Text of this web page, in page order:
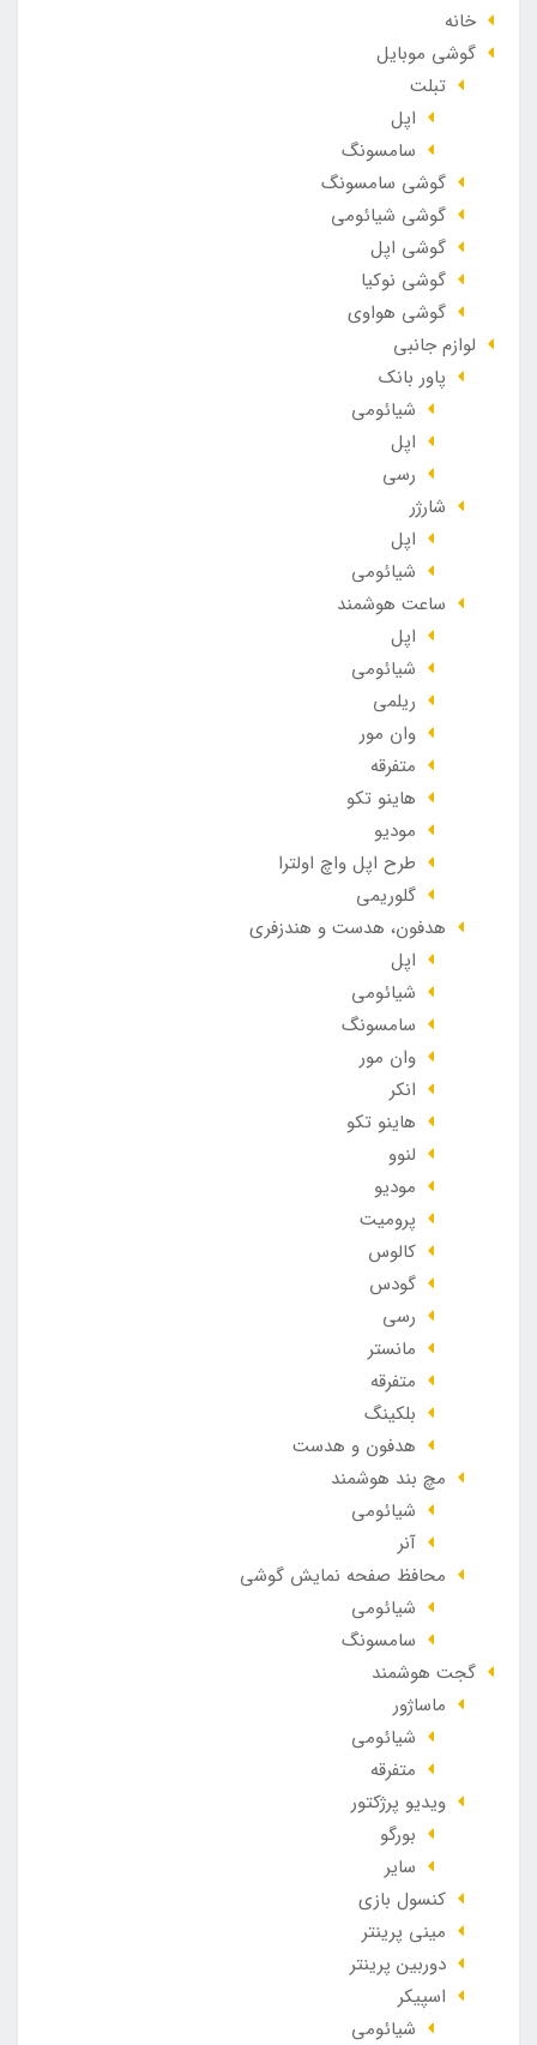
خانه
گوشی موبایل
تبلت
اپل
سامسونگ
گوشی سامسونگ
گوشی شیائومی
گوشی اپل
گوشی نوکیا
گوشی هواوی
لوازم جانبی
پاور بانک
شیائومی
اپل
رسی
شارژر
اپل
شیائومی
ساعت هوشمند
اپل
شیائومی
ریلمی
وان مور
متفرقه
هاینو تکو
مودیو
طرح اپل واچ اولترا
گلوریمی
هدفون، هدست و هندزفری
اپل
شیائومی
سامسونگ
وان مور
انکر
هاینو تکو
لنوو
مودیو
پرومیت
کالوس
گودس
رسی
مانستر
متفرقه
بلکینگ
هدفون و هدست
مچ بند هوشمند
شیائومی
آنر
محافظ صفحه نمایش گوشی
شیائومی
سامسونگ
گجت هوشمند
ماساژور
شیائومی
متفرقه
ویدیو پرژکتور
بورگو
سایر
کنسول بازی
مینی پرینتر
دوربین پرینتر
اسپیکر
شیائومی